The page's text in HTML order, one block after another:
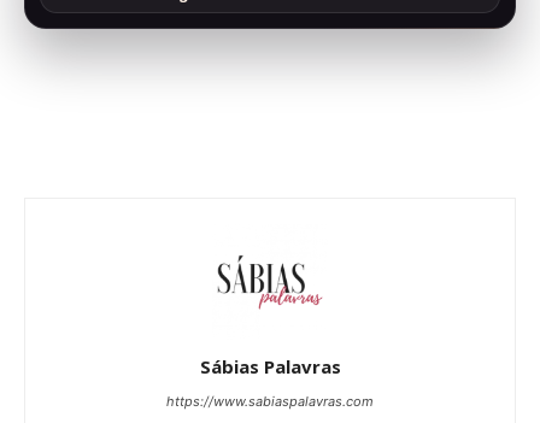
Sábias Palavras
https://www.sabiaspalavras.com